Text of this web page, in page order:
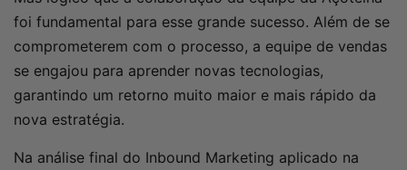
foi fundamental para esse grande sucesso. Além de se
comprometerem com o processo, a equipe de vendas
se engajou para aprender novas tecnologias,
garantindo um retorno muito maior e mais rápido da
nova estratégia.
Na análise final do Inbound Marketing aplicado na